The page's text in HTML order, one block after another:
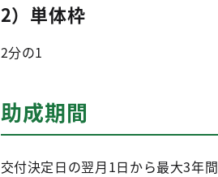
2）単体枠
2分の1
助成期間
交付決定日の翌月1日から最大3年間